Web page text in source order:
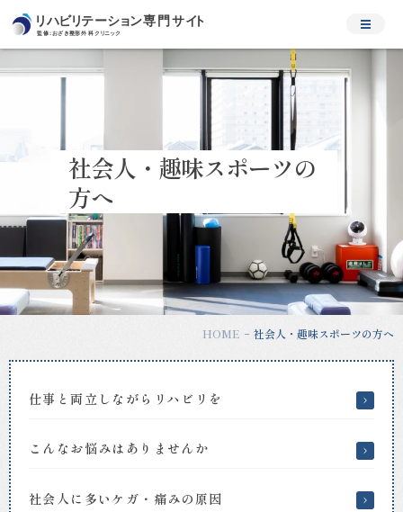
会
人・
方
｜
松
原
市・
内
天
美
の
整
形
外
科、
リ
社会人・趣味スポーツの
方へ
HOME 社会人・趣味スポーツの方へ
仕事と両立しながらリハビリを
こんなお悩みはありませんか
社会人に多いケガ・痛みの原因